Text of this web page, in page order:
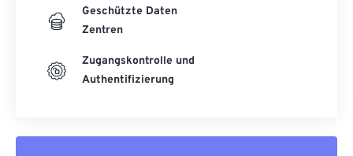
Geschützte Daten
Zentren
Zugangskontrolle und
Authentifizierung